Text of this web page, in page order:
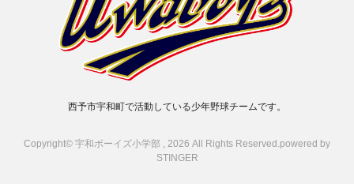
西予市宇和町で活動している少年野球チームです。
Copyright© 宇和ボーイズ小学部 , 2026 All Rights Reserved. powered by
STINGER